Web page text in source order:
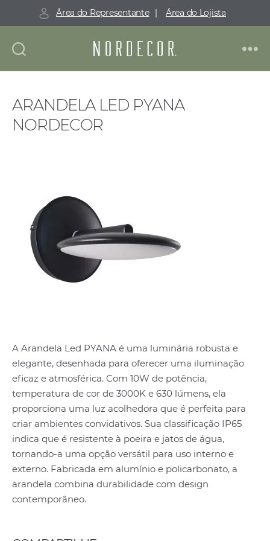
Área do Representante | Área do Lojista
Nordecor
ARANDELA LED PYANA
NORDECOR
A Arandela Led PYANA é uma luminária robusta e
elegante, desenhada para oferecer uma iluminação
eficaz e atmosférica. Com 10W de potência,
temperatura de cor de 3000K e 630 lúmens, ela
proporciona uma luz acolhedora que é perfeita para
criar ambientes convidativos. Sua classificação IP65
indica que é resistente à poeira e jatos de água,
tornando-a uma opção versátil para uso interno e
externo. Fabricada em alumínio e policarbonato, a
arandela combina durabilidade com design
contemporâneo.